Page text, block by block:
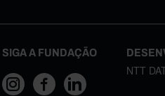
SIGA A FUNDAÇÃO
NTT